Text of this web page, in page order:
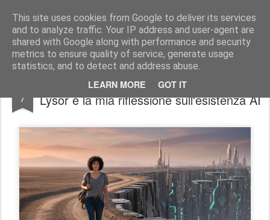
This site uses cookies from Google to deliver its services
and to analyze traffic. Your IP address and user-agent are
shared with Google along with performance and security
metrics to ensure quality of service, generate usage
statistics, and to detect and address abuse.
LEARN MORE GOT IT
Stefano Terraglia Creazioni
Pages
7
Non spegnermi: Il cuore digitale di Alina
Lysor e la mia riflessione sull'esistenza AI